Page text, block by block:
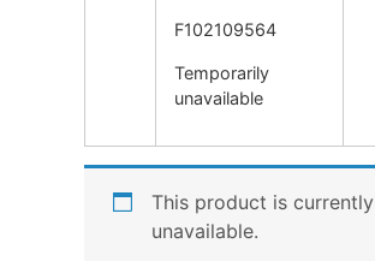
F102109564
Temporarily
unavailable
This product is currently
unavailable.